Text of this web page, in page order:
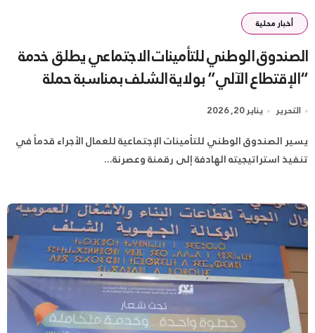
أخبار محلية
الصندوق الوطني للتأمينات الاجتماعي يطلق خدمة
“الإقتطاع الآلي” بولاية الشلف بمناسبة حملة
التصريح السنوي
التحرير يناير 20, 2026
يسير الصندوق الوطني للتأمينات الإجتماعية للعمال الأجراء قدماً في
تنفيذ استراتيجيته الهادفة إلى رقمنة وعصرنة...